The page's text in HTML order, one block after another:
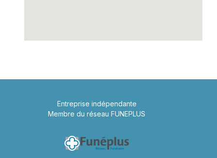
Entreprise indépendante
Membre du réseau FUNEPLUS